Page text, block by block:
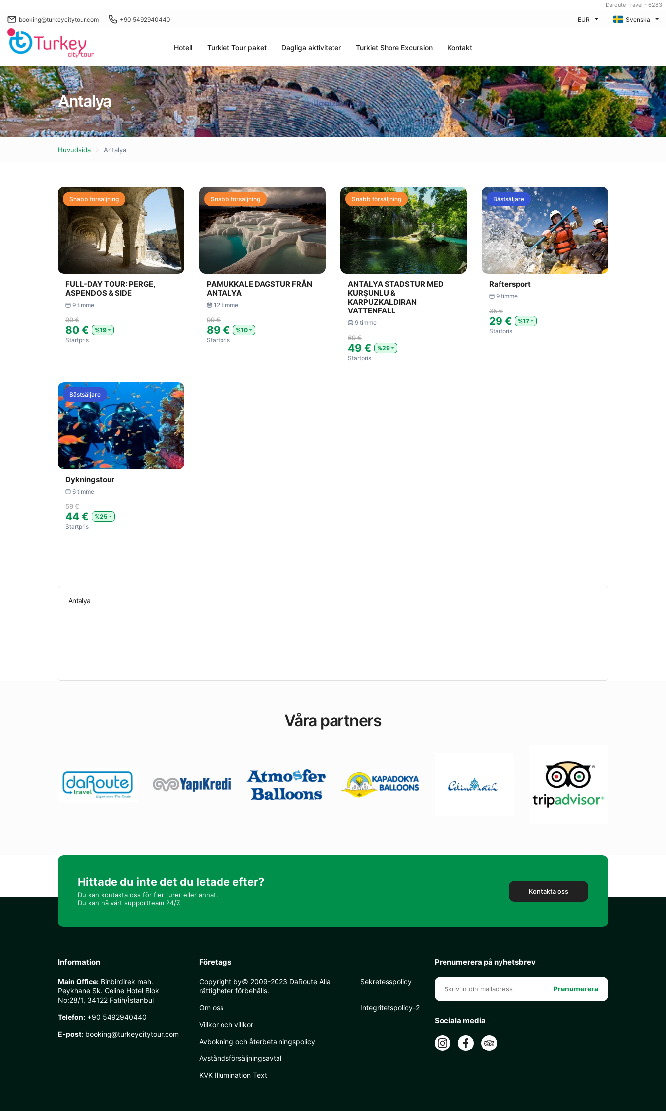
Daroute Travel - 6283
booking@turkeycitytour.com +90 5492940440 EUR Svenska
Hotell Turkiet Tour paket Dagliga aktiviteter Turkiet Shore Excursion Kontakt
Antalya
Huvudsida Antalya
Snabb försäljning
FULL-DAY TOUR: PERGE,
ASPENDOS & SIDE
9 timme
99 €
80 €
%19
Startpris
Snabb försäljning
PAMUKKALE DAGSTUR FRÅN
ANTALYA
12 timme
99 €
89 €
%10
Startpris
Snabb försäljning
ANTALYA STADSTUR MED
KURŞUNLU &
KARPUZKALDIRAN
VATTENFALL
9 timme
69 €
49 €
%29
Startpris
Bästsäljare
Raftersport
9 timme
35 €
29 €
%17
Startpris
Bästsäljare
Dykningstour
6 timme
59 €
44 €
%25
Startpris
Antalya
Våra partners
Hittade du inte det du letade efter?
Du kan kontakta oss för fler turer eller annat.
Du kan nå vårt supportteam 24/7.
Kontakta oss
Information
Main Office: Binbirdirek mah.
Peykhane Sk. Celine Hotel Blok
No:28/1, 34122 Fatih/İstanbul
Telefon: +90 5492940440
E-post: booking@turkeycitytour.com
Företags
Copyright by© 2009-2023 DaRoute Alla
rättigheter förbehålls.
Om oss
Villkor och villkor
Avbokning och återbetalningspolicy
Avståndsförsäljningsavtal
KVK Illumination Text
Sekretesspolicy
Integritetspolicy-2
Prenumerera på nyhetsbrev
Prenumerera
Sociala media